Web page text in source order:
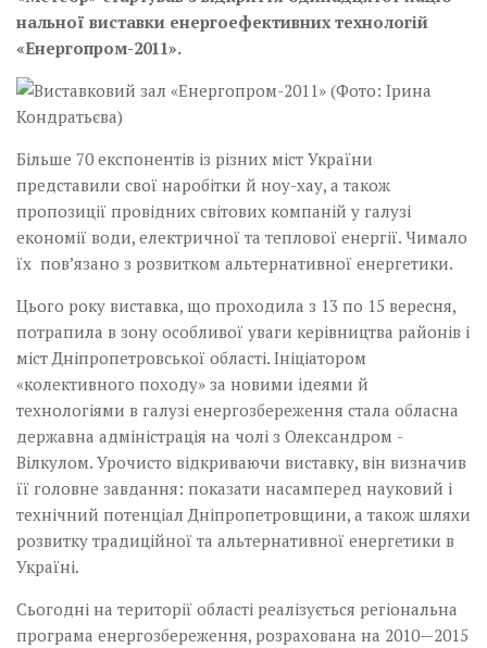
нальної виставки енергоефективних технологій
«Енергопром-2011».
Більше 70 експонентів із різних міст України
представили свої наробітки й ноу-хау, а також
пропозиції провідних світових компаній у галузі
економії води, електричної та теплової енергії. Чимало
їх пов’язано з розвитком альтернативної енергетики.
Цього року виставка, що проходила з 13 по 15 вересня,
потрапила в зону особливої уваги керівництва районів і
міст Дніпропет­ровської області. Ініціатором
«колективного походу» за новими ідеями й
технологіями в галузі енергозбереження стала обласна
державна адміністрація на чолі з Олександром ­
Вілкулом. Урочисто відкриваючи виставку, він визначив
її головне завдання: показати насамперед науковий і
технічний потенціал Дніпропетровщини, а також шляхи
розвитку традиційної та альтернативної енергетики в
Україні.
Сьогодні на території області реалізується регіональна
програма енерго­збереження, розрахована на 2010—2015